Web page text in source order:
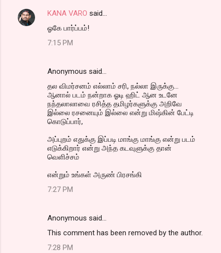
KANA VARO said…
ஓகே பார்ப்பம்!
7:15 PM
Anonymous said…
தல விமர்சனம் எல்லாம் சரி, நல்லா இருக்கு...
ஆனால் படம் நன்றாக ஓடி ஹிட் ஆன உடனே
நந்தலாலாவை ரசித்த தமிழர்களுக்கு அறிவே
இல்லை ரசனையும் இல்லை என்று மிஷ்கின் பேட்டி
கொடுப்பார்,
அப்புறம் எதுக்கு இப்படி மாங்கு மாங்கு என்று படம்
எடுக்கிறார் என்று அந்த கடவுளுக்கு தான்
வெளிச்சம்
என்றும் உங்கள் அருண் பிரசங்கி
7:27 PM
Anonymous said…
This comment has been removed by the author.
7:28 PM